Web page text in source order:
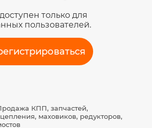
только для
пользователей.
КПП, запчастей,
маховиков, редукторов,